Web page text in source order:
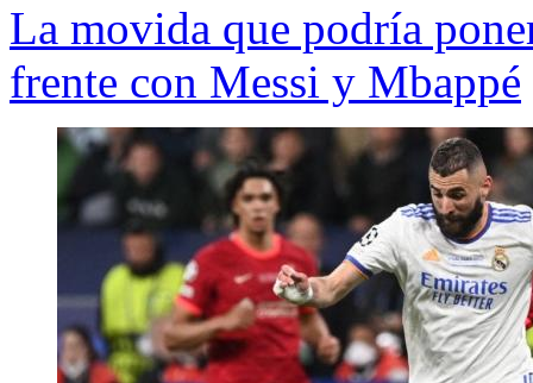
La movida que podría
frente con Messi y Mbappé